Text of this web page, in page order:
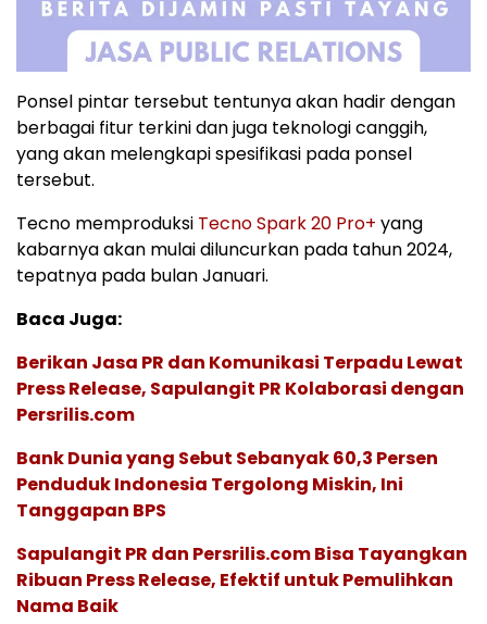
Ponsel pintar tersebut tentunya akan hadir dengan
berbagai fitur terkini dan juga teknologi canggih,
yang akan melengkapi spesifikasi pada ponsel
tersebut.
Tecno memproduksi Tecno Spark 20 Pro+ yang
kabarnya akan mulai diluncurkan pada tahun 2024,
tepatnya pada bulan Januari.
Baca Juga:
Berikan Jasa PR dan Komunikasi Terpadu Lewat
Press Release, Sapulangit PR Kolaborasi dengan
Persrilis.com
Bank Dunia yang Sebut Sebanyak 60,3 Persen
Penduduk Indonesia Tergolong Miskin, Ini
Tanggapan BPS
Sapulangit PR dan Persrilis.com Bisa Tayangkan
Ribuan Press Release, Efektif untuk Pemulihkan
Nama Baik